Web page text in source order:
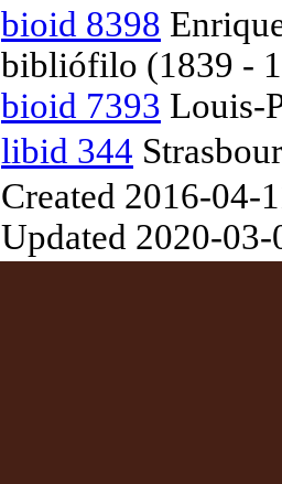
bioid 8398
bibliófilo (1839 -
bioid 7393 Louis-
libid 344
Created 2016-04-
Updated 2020-03-